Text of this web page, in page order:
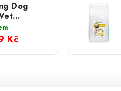
Dog
10 kg
Kč